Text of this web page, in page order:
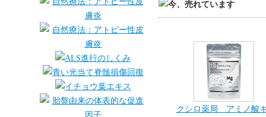
クシロ薬局 アミノ酸